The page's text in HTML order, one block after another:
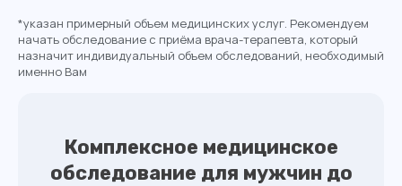
*указан примерный объем медицинских услуг. Рекомендуем
начать обследование с приёма врача-терапевта, который
назначит индивидуальный объем обследований, необходимый
именно Вам
Комплексное медицинское
обследование для мужчин до